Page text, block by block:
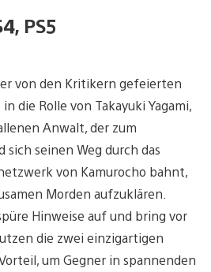
PS5
von den Kritikern gefeierten
die Rolle von Takayuki Yagami,
Anwalt, der zum
seinen Weg durch das
von Kamurocho bahnt,
Morden aufzuklären.
Hinweise auf und bring vor
die zwei einzigartigen
um Gegner in spannenden